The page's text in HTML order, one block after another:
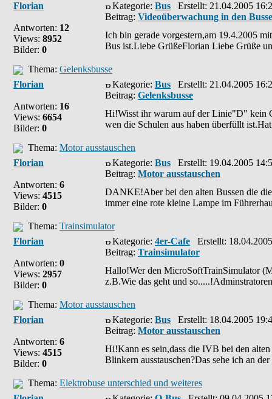
Florian
Antworten: 12
Views: 8952
Bilder: 0
Kategorie: Bus Erstellt: 21.04.2005
Beitrag: Videoüberwachung in den
Ich bin gerade vorgestern,am 19.4.2005
Bus ist.Liebe GrüßeFlorian Liebe Grüße
Thema: Gelenksbusse
Florian
Antworten: 16
Views: 6654
Bilder: 0
Kategorie: Bus Erstellt: 21.04.2005
Beitrag: Gelenksbusse
Hi!Wisst ihr warum auf der Linie"D" kein
wen die Schulen aus haben überfüllt
Thema: Motor ausstauschen
Florian
Antworten: 6
Views: 4515
Bilder: 0
Kategorie: Bus Erstellt: 19.04.2005
Beitrag: Motor ausstauschen
DANKE!Aber bei den alten Bussen die
immer eine rote kleine Lampe im
Thema: Trainsimulator
Florian
Antworten: 0
Views: 2957
Bilder: 0
Kategorie: 4er-Cafe Erstellt:
Beitrag: Trainsimulator
Hallo!Wer den MicroSoftTrainSimulator
z.B.Wie das geht und
Thema: Motor ausstauschen
Florian
Antworten: 6
Views: 4515
Bilder: 0
Kategorie: Bus Erstellt: 18.04.2005
Beitrag: Motor ausstauschen
Hi!Kann es sein,dass die IVB bei den
Blinkern ausstauschen?Das sehe ich an
Thema: Elektrobuse unterschied und weiteres